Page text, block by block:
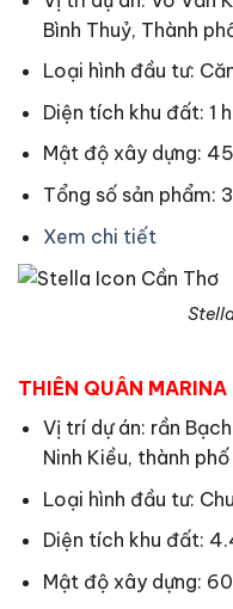
Bình Thuỷ, Thành
Loại hình đầu tư:
Diện tích khu đất: 1
Mật độ xây dựng:
Tổng số sản phẩm:
Xem chi tiết
THIÊN QUÂN
Vị trí dự án: rần
Ninh Kiều, thành
Loại hình đầu tư:
Diện tích khu đất:
Mật độ xây dựng: